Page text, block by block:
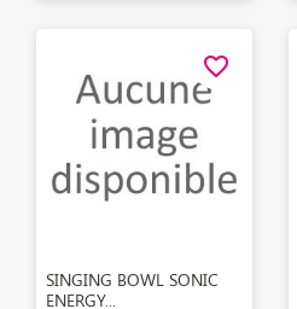
Aperçu rapide
SINGING BOWL SONIC
ENERGY...
favorite_border